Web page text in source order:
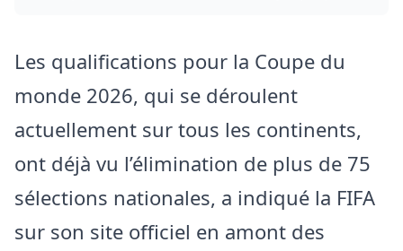
Les qualifications pour la Coupe du
monde 2026, qui se déroulent
actuellement sur tous les continents,
ont déjà vu l’élimination de plus de 75
sélections nationales, a indiqué la FIFA
sur son site officiel en amont des